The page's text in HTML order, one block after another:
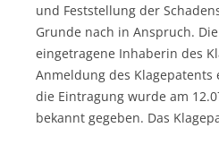
und Feststellung der
Grunde nach in Anspruch.
eingetragene Inhaberin des
Anmeldung des Klagepatents
die Eintragung wurde am
bekannt gegeben. Das